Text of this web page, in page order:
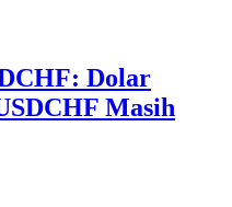
Dolar
Masih